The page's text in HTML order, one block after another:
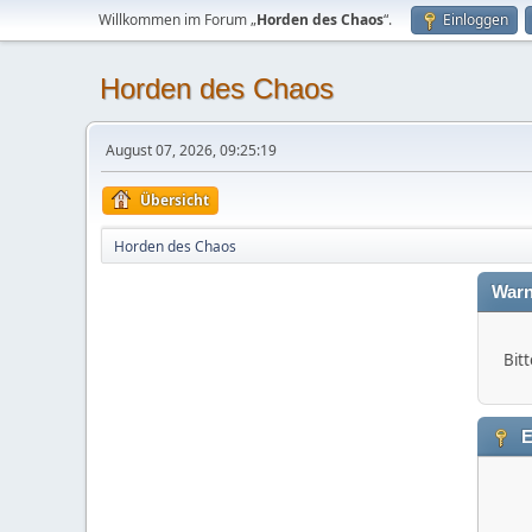
Willkommen im Forum „Horden des Chaos“. Einloggen
Horden des Chaos
August 07, 2026, 09:25:19
Übersicht
Horden des Chaos